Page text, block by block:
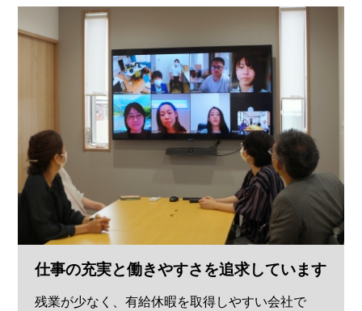
仕事の充実と働きやすさを追求しています
残業が少なく、有給休暇を取得しやすい会社で